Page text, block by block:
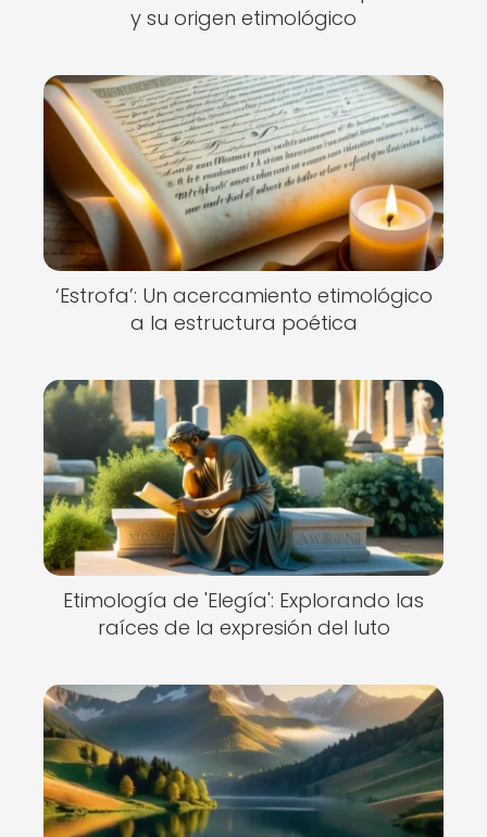
y su origen etimológico
‘Estrofa’: Un acercamiento etimológico
a la estructura poética
Etimología de 'Elegía': Explorando las
raíces de la expresión del luto